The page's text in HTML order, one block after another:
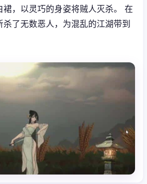
裙，以灵巧的身姿将贼人灭杀。 在
了无数恶人，为混乱的江湖带到